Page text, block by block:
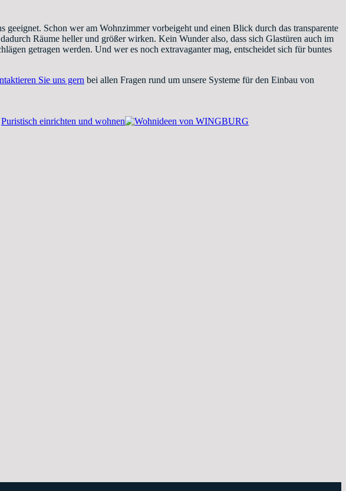
Schon wer am Wohnzimmer vorbeigeht und einen Blick durch das transparente
Räume heller und größer wirken. Kein Wunder also, dass sich Glastüren auch im
getragen werden. Und wer es noch extravaganter mag, entscheidet sich für buntes
Sie uns gern bei allen Fragen rund um unsere Systeme für den Einbau von
Puristisch einrichten und wohnen